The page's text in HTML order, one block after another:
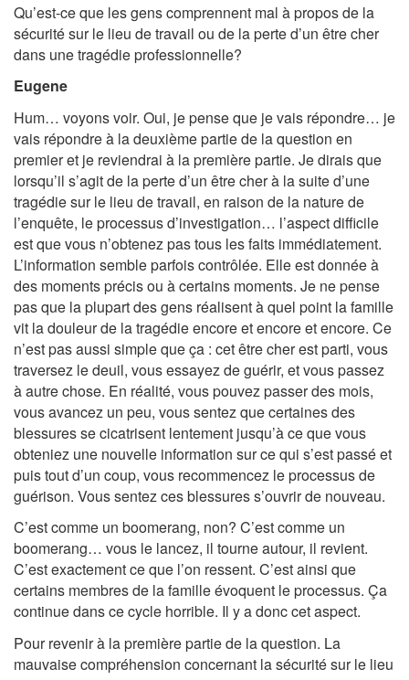
Qu’est-ce que les gens comprennent mal à propos de la
sécurité sur le lieu de travail ou de la perte d’un être cher
dans une tragédie professionnelle?
Eugene
Hum… voyons voir. Oui, je pense que je vais répondre… je
vais répondre à la deuxième partie de la question en
premier et je reviendrai à la première partie. Je dirais que
lorsqu’il s’agit de la perte d’un être cher à la suite d’une
tragédie sur le lieu de travail, en raison de la nature de
l’enquête, le processus d’investigation… l’aspect difficile
est que vous n’obtenez pas tous les faits immédiatement.
L’information semble parfois contrôlée. Elle est donnée à
des moments précis ou à certains moments. Je ne pense
pas que la plupart des gens réalisent à quel point la famille
vit la douleur de la tragédie encore et encore et encore. Ce
n’est pas aussi simple que ça : cet être cher est parti, vous
traversez le deuil, vous essayez de guérir, et vous passez
à autre chose. En réalité, vous pouvez passer des mois,
vous avancez un peu, vous sentez que certaines des
blessures se cicatrisent lentement jusqu’à ce que vous
obteniez une nouvelle information sur ce qui s’est passé et
puis tout d’un coup, vous recommencez le processus de
guérison. Vous sentez ces blessures s’ouvrir de nouveau.
C’est comme un boomerang, non? C’est comme un
boomerang… vous le lancez, il tourne autour, il revient.
C’est exactement ce que l’on ressent. C’est ainsi que
certains membres de la famille évoquent le processus. Ça
continue dans ce cycle horrible. Il y a donc cet aspect.
Pour revenir à la première partie de la question. La
mauvaise compréhension concernant la sécurité sur le lieu